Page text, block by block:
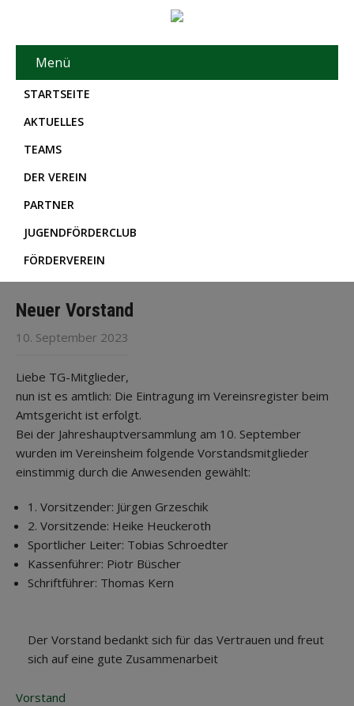
Menü
STARTSEITE
AKTUELLES
TEAMS
DER VEREIN
PARTNER
JUGENDFÖRDERCLUB
FÖRDERVEREIN
Neuer Vorstand
10. September 2023
Liebe TG-Mitglieder,
nun ist es amtlich: Die Eintragung im Vereinsregister beim
Amtsgericht ist erfolgt.
Bei der Jahreshauptversammlung am 10. September
wurden im Vereinsheim folgende Vorstandsmitglieder
einstimmig durch die Anwesenden gewählt:
1. Vorsitzender: Jürgen Grzeschik
2. Vorsitzende: Heike Heuckeroth
Sportlicher Leiter: Tobias Schroedter
Kassenführer: Piotr Büscher
Schriftführer: Thomas Kern
Der Vorstand bedankt sich für das Vertrauen und freut
sich auf eine gute Zusammenarbeit
Vorstand